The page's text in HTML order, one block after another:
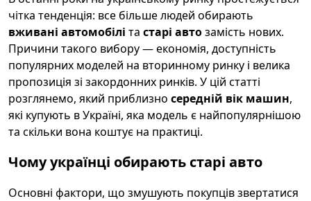
чітка тенденція: все більше людей обирають
вживані автомобілі та старі автозамість нових.
Причини такого вибору — економія, доступність
популярних моделей на вторинному ринку і велика
пропозиція зі закордонних ринків. У цій статті
розглянемо, який приблизно середній вік машин,
які купують в Україні, яка модель є найпопулярнішою
та скільки вона коштує на практиці.
Чому українці обирають старі авто
Основні фактори, що змушують покупців звертатися